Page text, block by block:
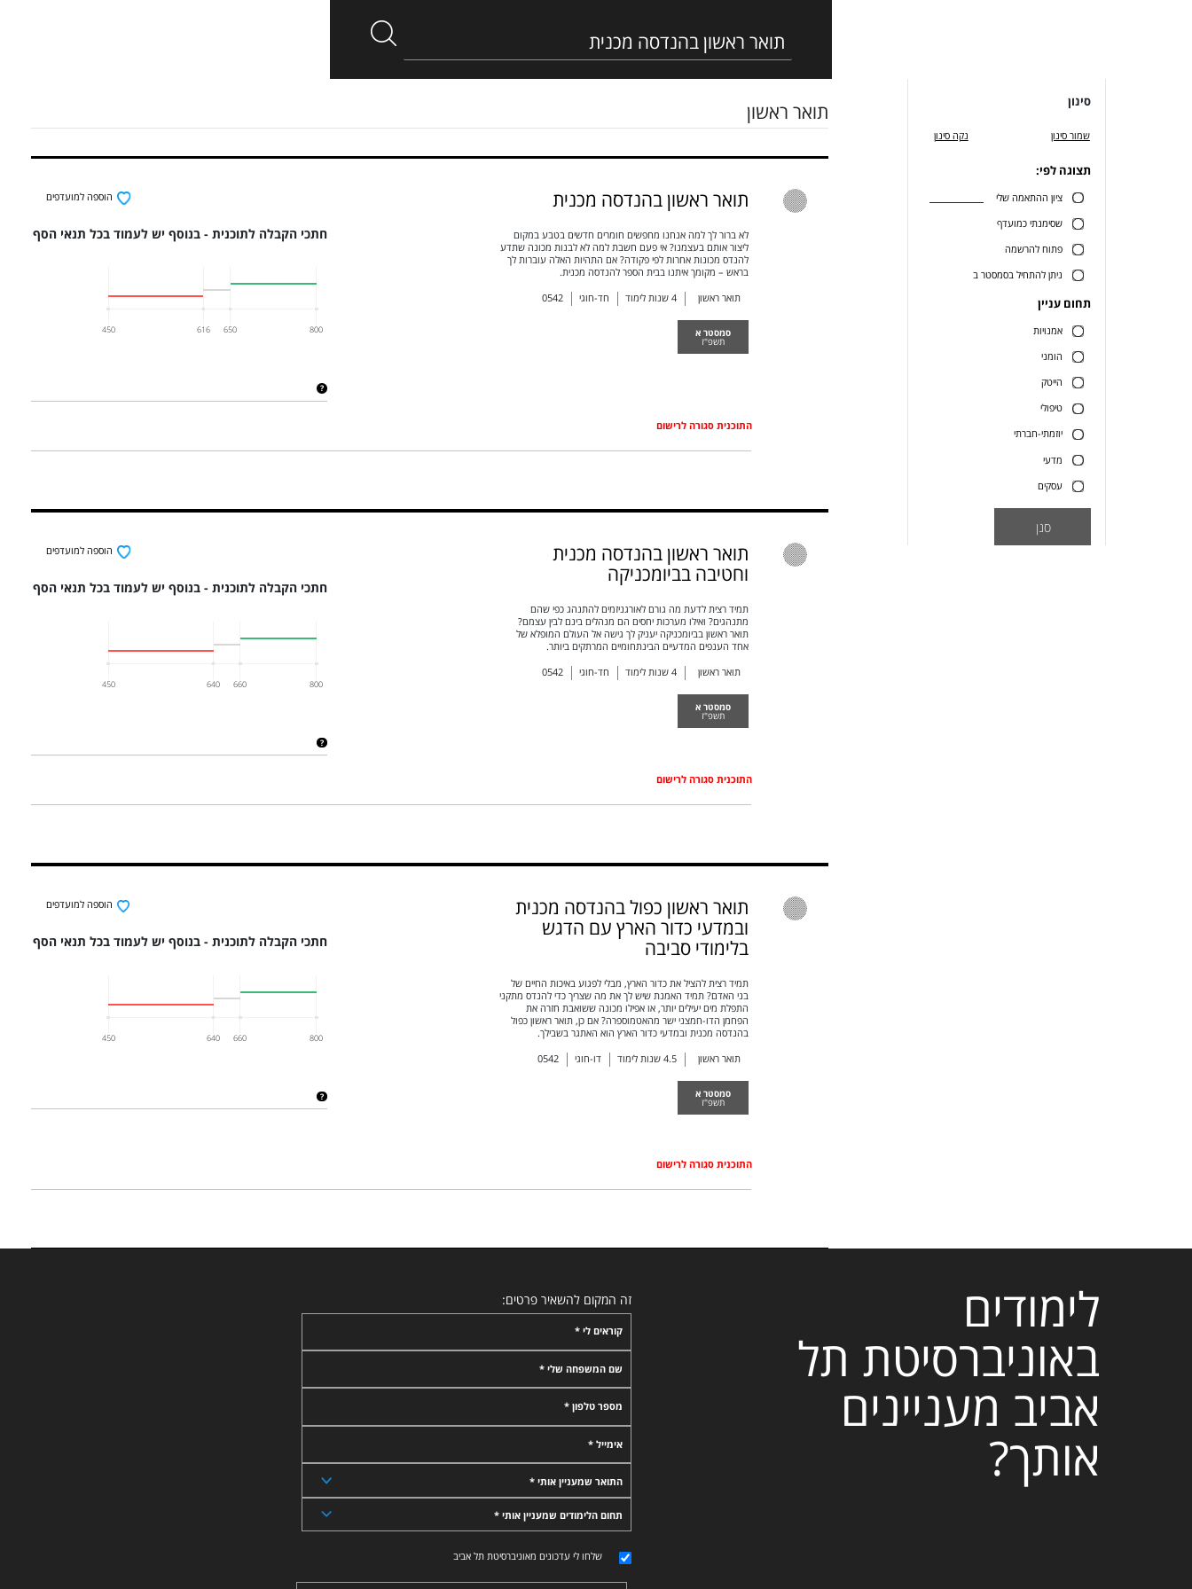
סינון
שמור סינון נקה סינון
תצוגה לפי:
ציון ההתאמה שלי
שסימנתי כמועדף
פתוח להרשמה
ניתן להתחיל בסמסטר ב
תחום עניין
אמנויות
הומני
הייטק
טיפולי
יוזמתי-חברתי
מדעי
עסקים
סנן
תואר ראשון
תואר ראשון בהנדסה מכנית
לא ברור לך למה אנחנו מחפשים חומרים חדשים בטבע במקום
ליצור אותם בעצמנו? אי פעם חשבת למה לא לבנות מכונה שתדע
להנדס מכונות אחרות לפי פקודה? אם התהיות האלה עוברות לך
בראש – מקומך איתנו בבית הספר להנדסה מכנית.
תואר ראשון 4 שנות לימוד חד-חוגי 0542
סמסטר א
תשפ"ז
חתכי הקבלה לתוכנית - בנוסף יש לעמוד בכל תנאי הסף
450 616 650 800
הוספה למועדפים
התוכנית סגורה לרישום
תואר ראשון בהנדסה מכנית
וחטיבה בביומכניקה
תמיד רצית לדעת מה גורם לאורגניזמים להתנהג כפי שהם
מתנהגים? ואילו מערכות יחסים הם מנהלים בינם לבין עצמם?
תואר ראשון בביומכניקה יעניק לך גישה אל העולם המופלא של
אחד הענפים המדעיים הבינתחומיים המרתקים ביותר.
תואר ראשון 4 שנות לימוד חד-חוגי 0542
סמסטר א
תשפ"ז
חתכי הקבלה לתוכנית - בנוסף יש לעמוד בכל תנאי הסף
450 640 660 800
הוספה למועדפים
התוכנית סגורה לרישום
תואר ראשון כפול בהנדסה מכנית
ובמדעי כדור הארץ עם הדגש
בלימודי סביבה
תמיד רצית להציל את כדור הארץ, מבלי לפגוע באיכות החיים של
בני האדם? תמיד האמנת שיש לך את מה שצריך כדי להנדס מתקני
התפלת מים יעילים יותר, או אפילו מכונה ששואבת חזרה את
הפחמן הדו-חמצני ישר מהאטמוספרה? אם כן, תואר ראשון כפול
בהנדסה מכנית ובמדעי כדור הארץ הוא האתגר בשבילך.
תואר ראשון 4.5 שנות לימוד דו-חוגי 0542
סמסטר א
תשפ"ז
חתכי הקבלה לתוכנית - בנוסף יש לעמוד בכל תנאי הסף
450 640 660 800
הוספה למועדפים
התוכנית סגורה לרישום
לימודים
באוניברסיטת תל
אביב מעניינים
אותך?
זה המקום להשאיר פרטים:
קוראים לי *
שם המשפחה שלי *
מספר טלפון *
אימייל *
התואר שמעניין אותי *
תחום הלימודים שמעניין אותי *
שלחו לי עדכונים מאוניברסיטת תל אביב